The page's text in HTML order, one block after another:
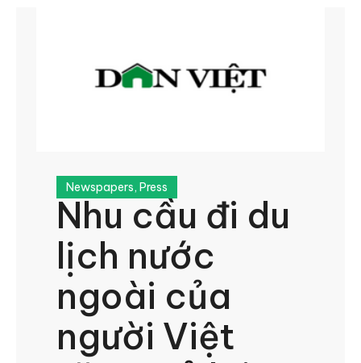
Newspapers, Press
Nhu cầu đi du
lịch nước
ngoài của
người Việt